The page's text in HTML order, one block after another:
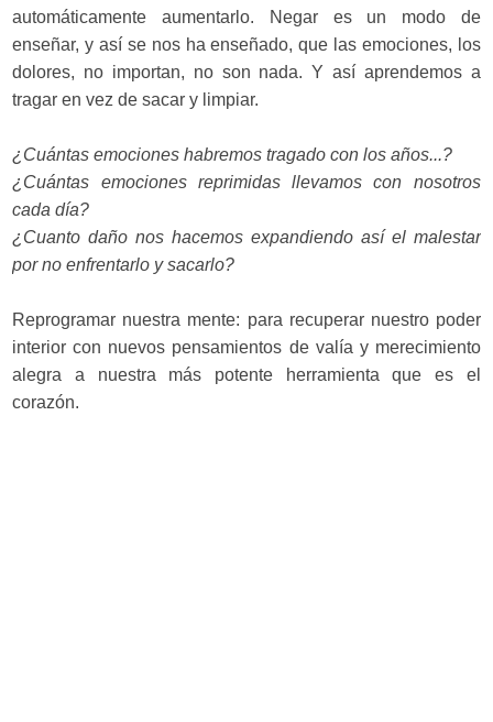
automáticamente aumentarlo. Negar es un modo de
enseñar, y así se nos ha enseñado, que las emociones, los
dolores, no importan, no son nada. Y así aprendemos a
tragar en vez de sacar y limpiar.
¿Cuántas emociones habremos tragado con los años...?
¿Cuántas emociones reprimidas llevamos con nosotros
cada día?
¿Cuanto daño nos hacemos expandiendo así el malestar
por no enfrentarlo y sacarlo?
Reprogramar nuestra mente: para recuperar nuestro poder
interior con nuevos pensamientos de valía y merecimiento
alegra a nuestra más potente herramienta que es el
corazón.